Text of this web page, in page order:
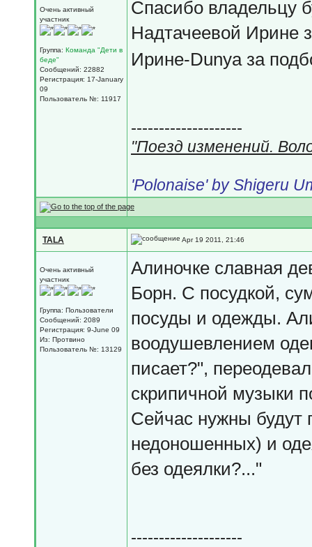
Очень активный
участник
Группа: Команда "Дети в
беде"
Сообщений: 22882
Регистрация: 17-January
09
Пользователь №: 11917
Спасибо владельцу
Надтачеевой Ирине
Ирине-Dunya за
--------------------
"Поезд изменений.
'Polonaise' by Shigeru
TALA Apr 19 2011, 21:46
Очень активный
участник
Группа: Пользователи
Сообщений: 2089
Регистрация: 9-June 09
Из: Протвино
Пользователь №: 13129
Алиночке славная
Борн. С посудкой,
посуды и одежды.
воодушевлением
писает?",
скрипичной музыки
Сейчас нужны будут
недоношенных) и
без одеялки?..."
--------------------